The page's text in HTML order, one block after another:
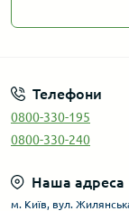
Телефони
0800-330-195
0800-330-240
Наша адреса
м. Київ, вул.